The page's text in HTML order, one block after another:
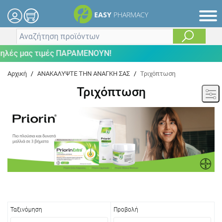
EASY PHARMACY
τιμές ΠΑΡΑΜΕΝΟΥΝ!
Αρχική / ΑΝΑΚΑΛΥΨΤΕ ΤΗΝ ΑΝΑΓΚΗ ΣΑΣ / Τριχόπτωση
Τριχόπτωση
Ταξινόμηση Προβολή